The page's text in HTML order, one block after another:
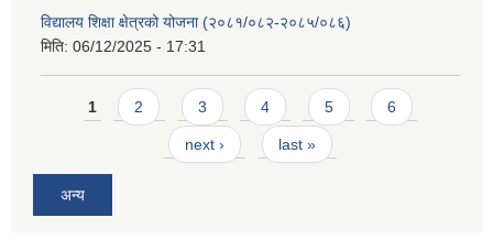
विद्यालय शिक्षा क्षेत्रको योजना (२०८१/०८२-२०८५/०८६)
मिति: 06/12/2025 - 17:31
Pages
1 2 3 4 5 6
next › last »
अन्य